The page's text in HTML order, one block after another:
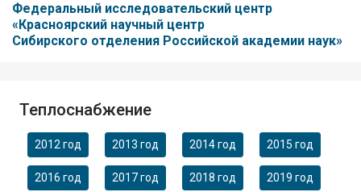
Федеральный исследовательский центр
«Красноярский научный центр
Сибирского отделения Российской академии наук»
Теплоснабжение
2012 год 2013 год 2014 год 2015 год
2016 год 2017 год 2018 год 2019 год